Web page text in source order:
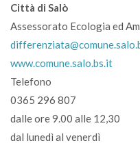
Città di Salò
Assessorato Ecologia ed
www.comune.salo.bs.it
Telefono
0365 296 807
dalle ore 9.00 alle 12,30
dal lunedì al venerdì